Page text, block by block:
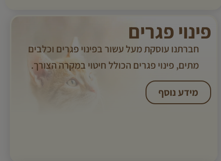
פינוי פגרים
חברתנו עוסקת מעל עשור בפינוי פגרים וכלבים
מתים, פינוי פגרים הכולל חיטוי במקרה הצורך. ​
מידע נוסף